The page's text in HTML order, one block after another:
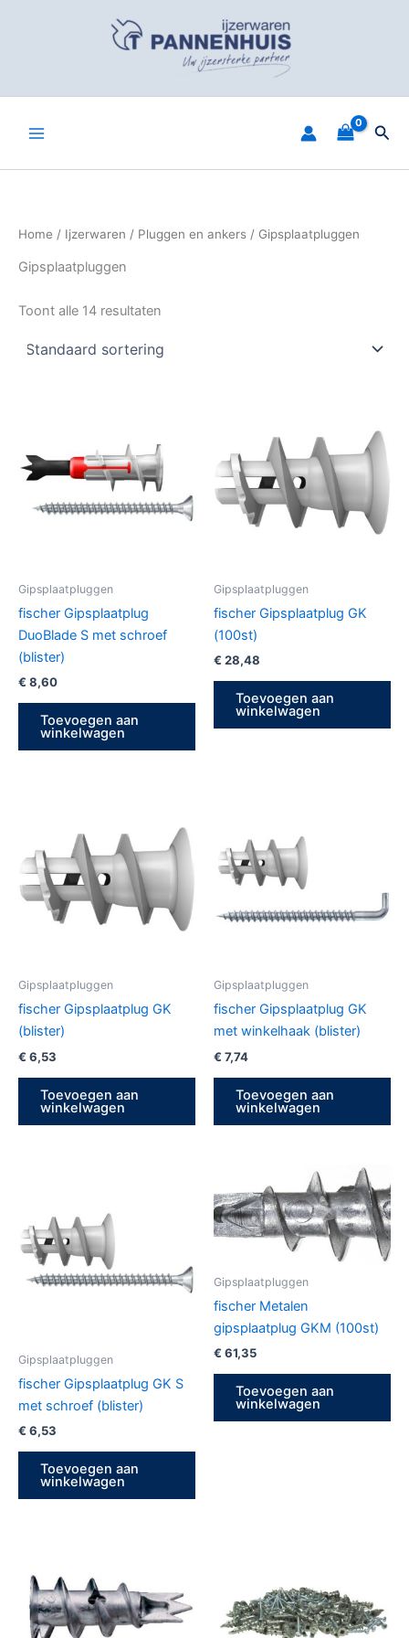
Home / Ijzerwaren / Pluggen en ankers / Gipsplaatpluggen
Gipsplaatpluggen
Toont alle 14 resultaten
Gipsplaatpluggen
fischer Gipsplaatplug
DuoBlade S met schroef
(blister)
€ 8,60
Toevoegen aan
winkelwagen
Gipsplaatpluggen
fischer Gipsplaatplug GK
(100st)
€ 28,48
Toevoegen aan
winkelwagen
Gipsplaatpluggen
fischer Gipsplaatplug GK
(blister)
€ 6,53
Toevoegen aan
winkelwagen
Gipsplaatpluggen
fischer Gipsplaatplug GK
met winkelhaak (blister)
€ 7,74
Toevoegen aan
winkelwagen
Gipsplaatpluggen
fischer Gipsplaatplug GK S
met schroef (blister)
€ 6,53
Toevoegen aan
winkelwagen
Gipsplaatpluggen
fischer Metalen
gipsplaatplug GKM (100st)
€ 61,35
Toevoegen aan
winkelwagen